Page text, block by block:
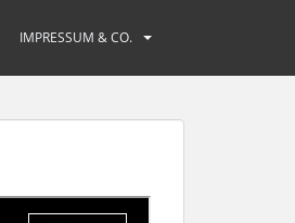
IMPRESSUM & CO.